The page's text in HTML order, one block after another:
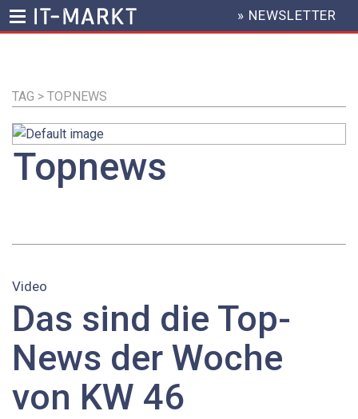
Inhalt
HEADER
MENU
» NEWSLETTER
TAG > TOPNEWS
Topnews
Video
Das sind die Top-
News der Woche
von KW 46